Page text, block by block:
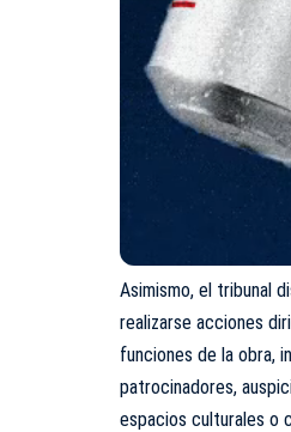
Asimismo, el tribunal
realizarse acciones
funciones de la obra,
patrocinadores,
espacios culturales o